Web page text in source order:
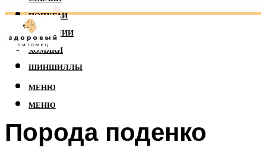
ПОПУГАИ
РЕПТИЛИИ
ХОМЯКИ
ШИНШИЛЛЫ
МЕНЮ
МЕНЮ
Порода поденко